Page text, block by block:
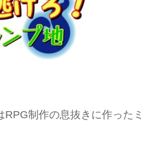
制作の息抜きに作った